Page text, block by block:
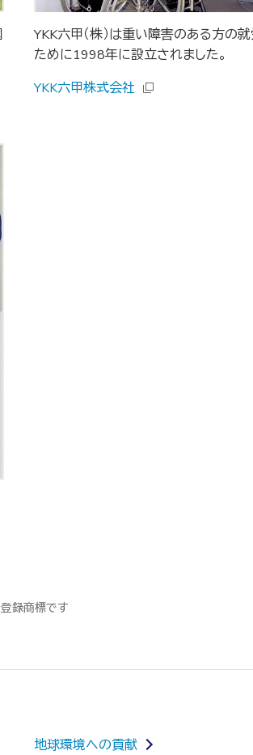
YKK六甲（株）は重い障害のある方の
ために1998年に設立されました。
YKK六甲株式会社
録商標です
地球環境への貢献